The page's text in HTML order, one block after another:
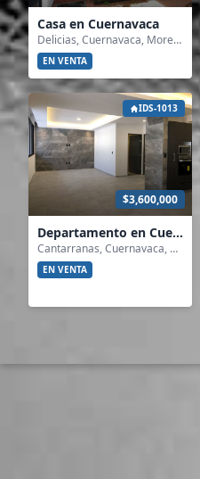
Casa en Cuernavaca
Delicias, Cuernavaca, Morelos
EN VENTA
IDS-1013
$3,600,000
Departamento en Cuernavaca
Cantarranas, Cuernavaca, Morelos
EN VENTA